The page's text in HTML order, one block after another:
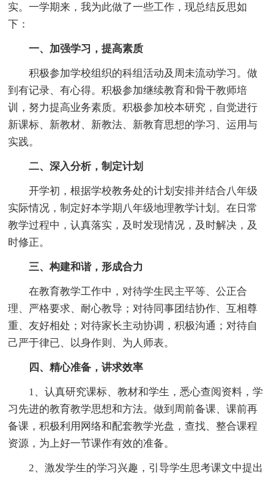
实。一学期来，我为此做了一些工作，现总结反思如
下：
一、加强学习，提高素质
积极参加学校组织的科组活动及周未流动学习。做
到有记录、有心得。积极参加继续教育和骨干教师培
训，努力提高业务素质。积极参加校本研究，自觉进行
新课标、新教材、新教法、新教育思想的学习、运用与
实践。
二、深入分析，制定计划
开学初，根据学校教务处的计划安排并结合八年级
实际情况，制定好本学期八年级地理教学计划。在日常
教学过程中，认真落实，及时发现情况，及时解决，及
时修正。
三、构建和谐，形成合力
在教育教学工作中，对待学生民主平等、公正合
理、严格要求、耐心教导；对待同事团结协作、互相尊
重、友好相处；对待家长主动协调，积极沟通；对待自
己严于律已、以身作则、为人师表。
四、精心准备，讲求效率
1、认真研究课标、教材和学生，悉心查阅资料，学
习先进的教育教学思想和方法。做到周前备课、课前再
备课，积极利用网络和配套教学光盘，查找、整合课程
资源，为上好一节课作有效的准备。
2、激发学生的学习兴趣，引导学生思考课文中提出